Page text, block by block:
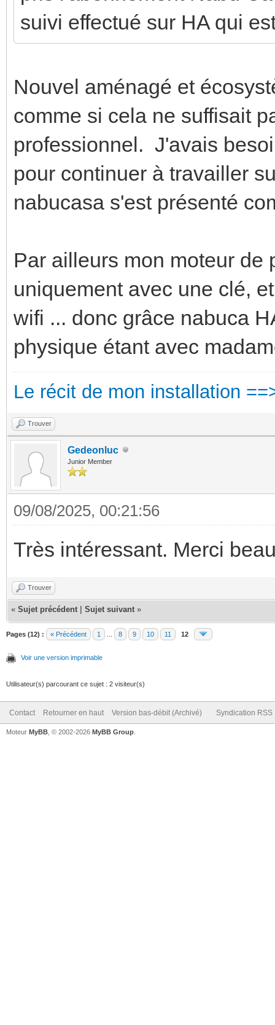
suivi effectué sur HA qui
Nouvel aménagé et
comme si cela ne suffisait
professionnel. J'avais
pour continuer à travailler
nabucasa s'est présenté
Par ailleurs mon moteur de
uniquement avec une clé,
wifi ... donc grâce nabuca
physique étant avec
Le récit de mon installation
Trouver
Gedeonluc
Junior Member
09/08/2025, 00:21:56
Très intéressant. Merci
Trouver
« Sujet précédent Sujet suivant »
Pages (12) : « Précédent 1 8 9 10 11 12
Voir une version imprimable
Utilisateur(s) parcourant ce sujet : 2 visiteur(s)
Contact Retourner en haut Version bas-débit (Archivé) Syndication RSS
Moteur MyBB , © 2002-2026 MyBB Group